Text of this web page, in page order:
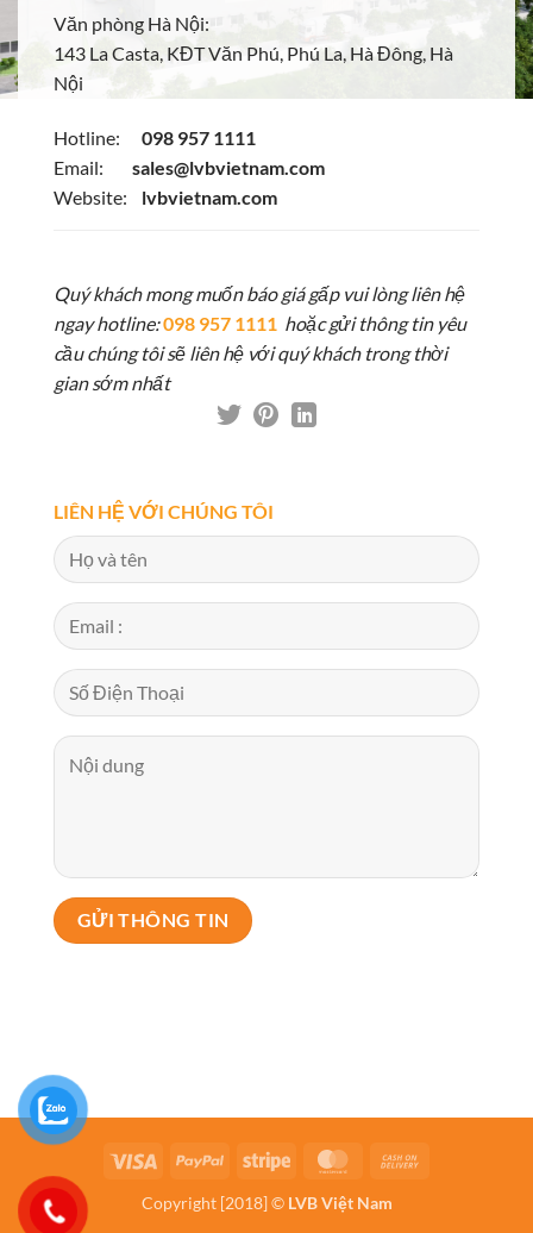
Văn phòng Hà Nội:
143 La Casta, KĐT Văn Phú, Phú La, Hà Đông, Hà
Nội
Hotline:
098 957 1111
Email:
sales@lvbvietnam.com
Website:
lvbvietnam.com
Quý khách mong muốn báo giá gấp vui lòng liên hệ
ngay hotline:098 957 1111 hoặc gửi thông tin yêu
cầu chúng tôi sẽ liên hệ với quý khách trong thời
gian sớm nhất
LIÊN HỆ VỚI CHÚNG TÔI
Visa PayPal Stripe MasterCard
Copyright [2018] © LVB Việt Nam